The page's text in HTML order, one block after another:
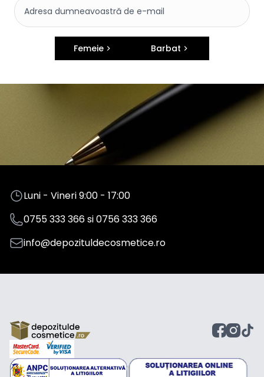
Femeie Barbat
Luni - Vineri 9:00 - 17:00
0755 333 366si0756 333 366
info@depozituldecosmetice.ro